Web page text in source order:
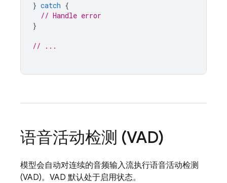
} catch {
// Handle error
}
// ...
语音活动检测 (VAD)
模型会自动对连续的音频输入流执行语音活动检测
(VAD)。VAD 默认处于启用状态。